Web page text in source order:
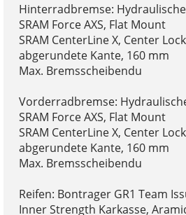
Hinterradbremse:
SRAM Force AXS, Flat Mount
SRAM CenterLine X, Center
abgerundete Kante, 160 mm
Max. Bremsscheibendu
Vorderradbremse:
SRAM Force AXS, Flat Mount
SRAM CenterLine X, Center
abgerundete Kante, 160 mm
Max. Bremsscheibendu
Reifen: Bontrager GR1 Team
Inner Strength Karkasse,